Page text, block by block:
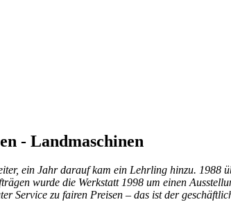
- Landmaschinen
ein Jahr darauf kam ein Lehrling hinzu.
wurde die Werkstatt 1998 um einen
Service zu fairen Preisen – das ist der